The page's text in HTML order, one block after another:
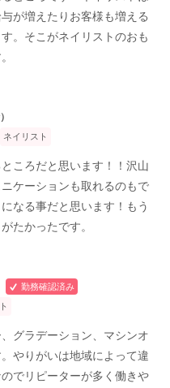
が増えたりお客様も増える
。そこがネイリストのおも
ネイリスト
ころだと思います！！沢山
ケーションも取れるのもで
なる事だと思います！もう
たかったです。
勤務確認済み
グラデーション、マシンオ
やりがいは地域によって違
でリピーターが多く働きや